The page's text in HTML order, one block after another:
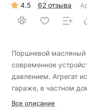
4.5 62 отзыва
Поршневой масляный
современное
давлением. Агрегат
гараже, в частном
есть необходимость
Все описание